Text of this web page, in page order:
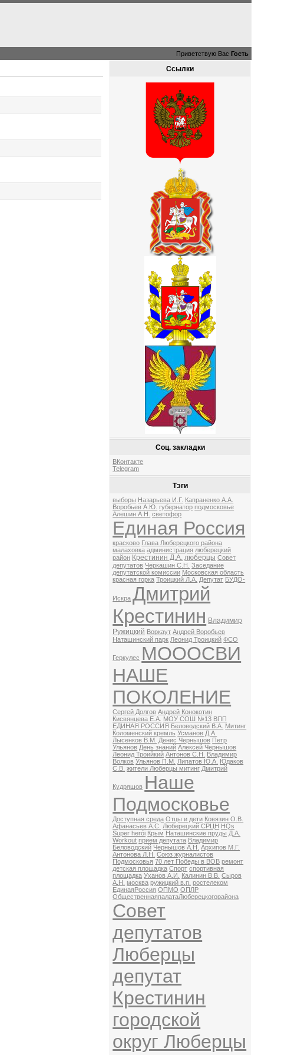
Приветствую Вас Гость
Ссылки
Соц. закладки
ВКонтакте
Telegram
Тэги
выборы Назарьева И.Г. Капраненко А.А.
Воробьев А.Ю. губернатор подмосковье
Алешин А.Н.
светофор
Единая Россия
красково Глава Люберецкого района
малаховка администрация люберецкий
район Крестинин Д.А. люберцы Совет
депутатов Черкашин С.Н.
Заседание
депутатской комиссии Московская область
красная горка Троицкий Л.А. Депутат БУДО-
Искра Дмитрий
Крестинин Владимир
Ружицкий Воркаут Андрей Воробьев
Наташинский парк Леонид Троицкий ФСО
Геркулес МОООСВИ
НАШЕ
ПОКОЛЕНИЕ
Сергей Долгов Андрей Конокотин
Кисвянцева Е.А. МОУ СОШ №13 ВПП
ЕДИНАЯ РОССИЯ Беловодский В.А. Митинг
Коломенский кремль Усманов Д.А.
Лысенков В.М. Денис Чернышов Петр
Ульянов День знаний Алексей Чернышов
Леонид Троийкий Антонов С.Н.
Владимир
Волков Ульянов П.М. Липатов Ю.А. Юдаков
С.В. жители Люберцы митинг Дмитрий
Кудряшов Наше
Подмосковье
Доступная среда Отцы и дети Ковязин О.В.
Афанасьев А.С. Люберецкий СРЦН HQs
Super herói Крым Наташинские пруды Д.А.
Workout прием депутата Владимир
Беловодский Чернышов А.Н.
Архипов М.Г.
Антонова Л.Н.
Союз журналистов
Подмосковья 70 лет Победы в ВОВ ремонт
детская площадка Спорт спортивная
площадка Уханов А.И. Калинин В.В. Сыров
А.Н.
москва ружицкий в.п.
ростелеком
ЕдинаяРоссия ОПМО ОПЛР
ОбщественнаяпалатаЛюберецкогорайона
Совет
депутатов
Люберцы
депутат
Крестинин
городской
округ Люберцы